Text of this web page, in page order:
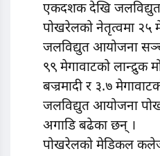
एकदशक देखि जलविद्युत
पोखरेलको नेतृत्वमा २५
जलविद्युत आयोजना
९९ मेगावाटको लान्द्रुक
बज्रमादी र ३.७
जलविद्युत आयोजना
अगाडि बढेका छन् ।
पोखरेलको मेडिकल